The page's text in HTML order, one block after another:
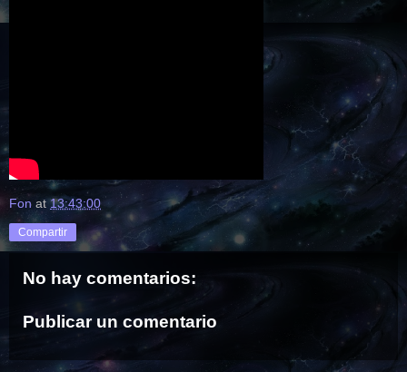
Fon at 13:43:00
Compartir
No hay comentarios:
Publicar un comentario